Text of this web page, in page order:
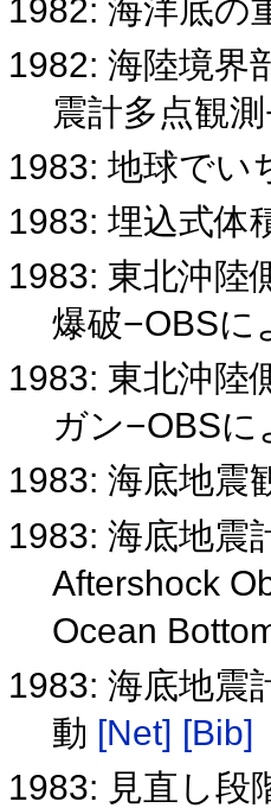
1982: 海洋底の
1982: 海陸境界
震計多点観
1983: 地球でい
1983: 埋込式体
1983: 東北沖陸
爆破−OBS
1983: 東北沖陸
ガン−OBSに
1983: 海底地震
1983: 海底地震
Aftershock
Ocean
1983: 海底地震
動 [Net] [Bib]
1983: 見直し段